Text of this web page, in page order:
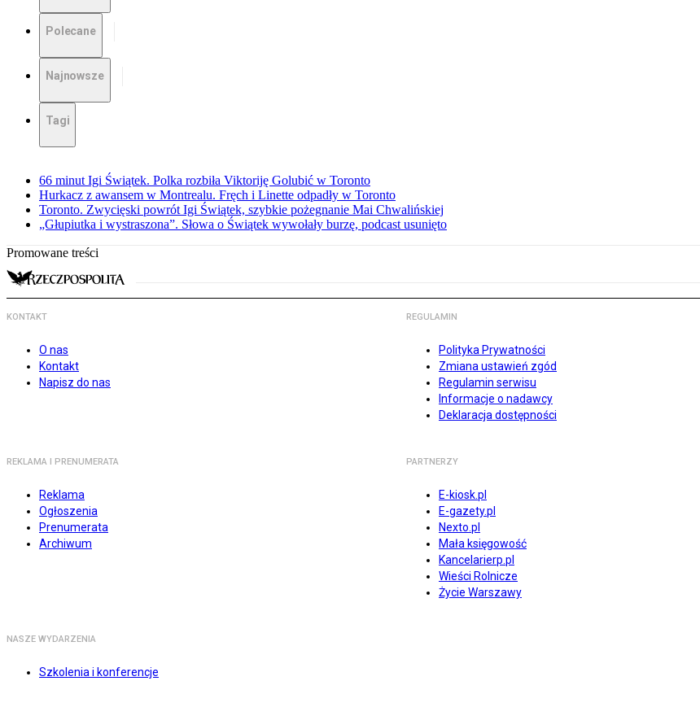
Polecane
Najnowsze
Tagi
66 minut Igi Świątek. Polka rozbiła Viktoriję Golubić w Toronto
Hurkacz z awansem w Montrealu. Fręch i Linette odpadły w Toronto
Toronto. Zwycięski powrót Igi Świątek, szybkie pożegnanie Mai Chwalińskiej
„Głupiutka i wystraszona”. Słowa o Świątek wywołały burzę, podcast usunięto
Promowane treści
KONTAKT
O nas
Kontakt
Napisz do nas
REGULAMIN
Polityka Prywatności
Zmiana ustawień zgód
Regulamin serwisu
Informacje o nadawcy
Deklaracja dostępności
REKLAMA I PRENUMERATA
Reklama
Ogłoszenia
Prenumerata
Archiwum
PARTNERZY
E-kiosk.pl
E-gazety.pl
Nexto.pl
Mała księgowość
Kancelarierp.pl
Wieści Rolnicze
Życie Warszawy
NASZE WYDARZENIA
Szkolenia i konferencje